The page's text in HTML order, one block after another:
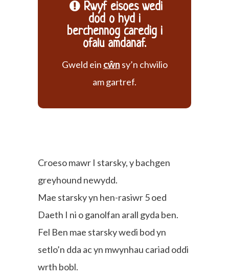
Rwyf eisoes wedi
dod o hyd i
berchennog caredig i
ofalu amdanaf.
Gweld ein cŵn sy’n chwilio
am gartref.
Croeso mawr I starsky, y bachgen
greyhound newydd.
Mae starsky yn hen-rasiwr 5 oed
Daeth I ni o ganolfan arall gyda ben.
Fel Ben mae starsky wedi bod yn
setlo’n dda ac yn mwynhau cariad oddi
wrth bobl.